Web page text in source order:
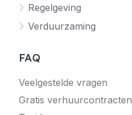
Regelgeving
Verduurzaming
FAQ
Veelgestelde vragen
Gratis verhuurcontracten